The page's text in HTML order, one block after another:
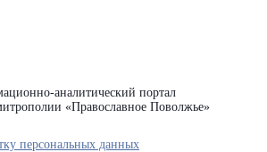
аналитический портал
«Православное Поволжье»
персональных данных